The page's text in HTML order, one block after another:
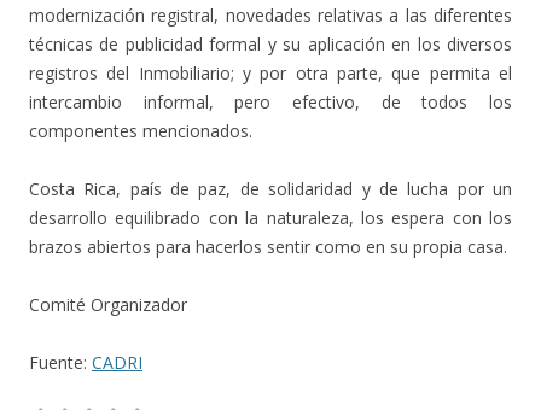
modernización registral, novedades relativas a las diferentes
técnicas de publicidad formal y su aplicación en los diversos
registros del Inmobiliario; y por otra parte, que permita el
intercambio informal, pero efectivo, de todos los
componentes mencionados.
Costa Rica, país de paz, de solidaridad y de lucha por un
desarrollo equilibrado con la naturaleza, los espera con los
brazos abiertos para hacerlos sentir como en su propia casa.
Comité Organizador
Fuente: CADRI